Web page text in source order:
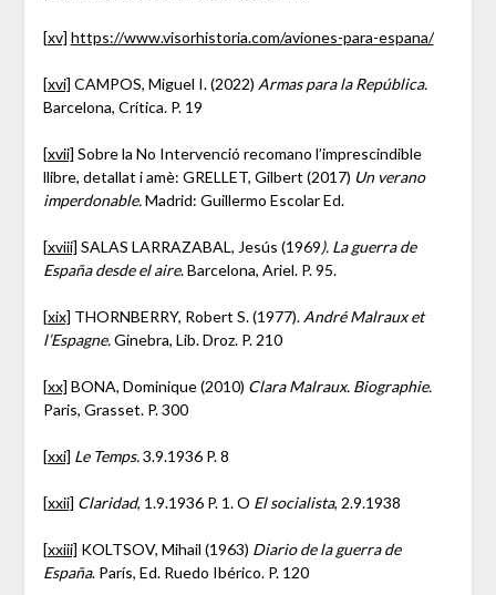
[xv] https://www.visorhistoria.com/aviones-para-espana/
[xvi] CAMPOS, Miguel I. (2022) Armas para la República.
Barcelona, Crítica. P. 19
[xvii] Sobre la No Intervenció recomano l’imprescindible
llibre, detallat i amè: GRELLET, Gilbert (2017) Un verano
imperdonable.Madrid: Guillermo Escolar Ed.
[xviii] SALAS LARRAZABAL, Jesús (1969). La guerra de
España desde el aire. Barcelona, Ariel. P. 95.
[xix] THORNBERRY, Robert S. (1977). André Malraux et
l’Espagne.Ginebra, Lib. Droz. P. 210
[xx] BONA, Dominique (2010) Clara Malraux. Biographie.
Paris, Grasset. P. 300
[xxi] Le Temps.3.9.1936 P. 8
[xxii] Claridad, 1.9.1936 P. 1. O El socialista, 2.9.1938
[xxiii] KOLTSOV, Mihail (1963) Diario de la guerra de
España. París, Ed. Ruedo Ibérico. P. 120